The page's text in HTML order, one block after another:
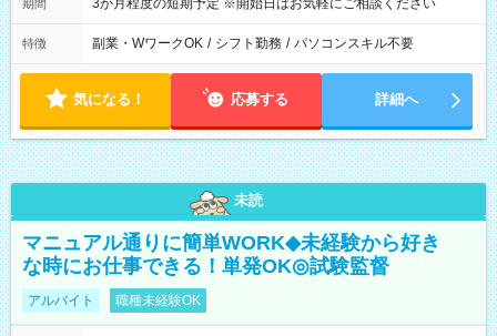
期間 3か月程度の短期予定 ※開始日はお気軽にご相談ください
特徴 副業・WワークOK / シフト勤務 / パソコンスキル不要
気になる！ 応募する 詳細へ
未読
マニュアル通りに簡単WORK◆未経験から好き
な時にお仕事できる！単発OK◎試験監督
アルバイト 職種未経験OK